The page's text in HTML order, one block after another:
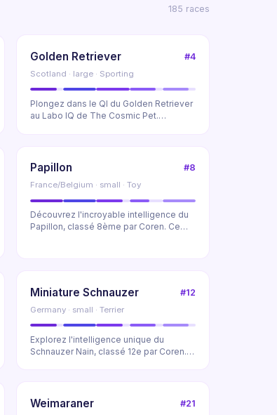
185 races
Golden Retriever #4
Scotland · large · Sporting
Plongez dans le QI du Golden Retriever
au Labo IQ de The Cosmic Pet.
Papillon #8
France/Belgium · small · Toy
Découvrez l'incroyable intelligence du
Papillon, classé 8ème par Coren. Ce
Miniature Schnauzer #12
Germany · small · Terrier
Explorez l'intelligence unique du
Schnauzer Nain, classé 12e par Coren.
Weimaraner #21